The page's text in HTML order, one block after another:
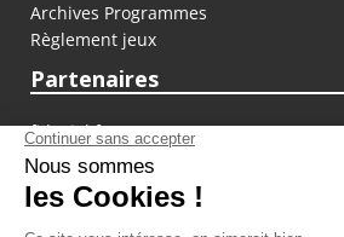
Archives Programmes
Règlement jeux
Partenaires
fiducial.fr
lyoncapitale.fr
olympique-et-lyonnais.com